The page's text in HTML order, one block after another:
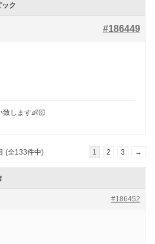
ック
#186449
致します👶🏻
(全133件中) 1 2 3 →
#186452